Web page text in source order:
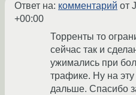
Ответ на: комментарий от
+00:00
Торренты то
сейчас так и
ужимались при
трафике. Ну на эту
дальше. Спасибо